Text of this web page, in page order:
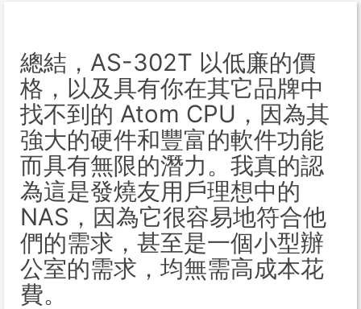
總結，AS-302T 以低廉的價
格，以及具有你在其它品牌中
找不到的 Atom CPU，因為其
強大的硬件和豐富的軟件功能
而具有無限的潛力。我真的認
為這是發燒友用戶理想中的
NAS，因為它很容易地符合他
們的需求，甚至是一個小型辦
公室的需求，均無需高成本花
費。